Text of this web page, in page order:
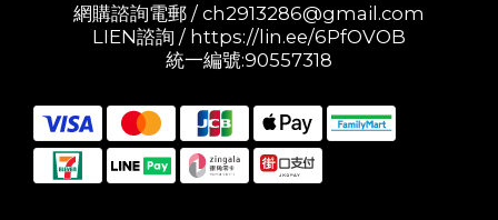
網購諮詢電郵 / ch2913286@gmail.com
LIEN諮詢 / https://lin.ee/6PfOVOB
統一編號:90557318